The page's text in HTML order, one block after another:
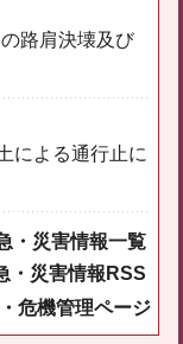
路肩決壊及び
による通行止に
・災害情報一覧
・災害情報RSS
危機管理ページ